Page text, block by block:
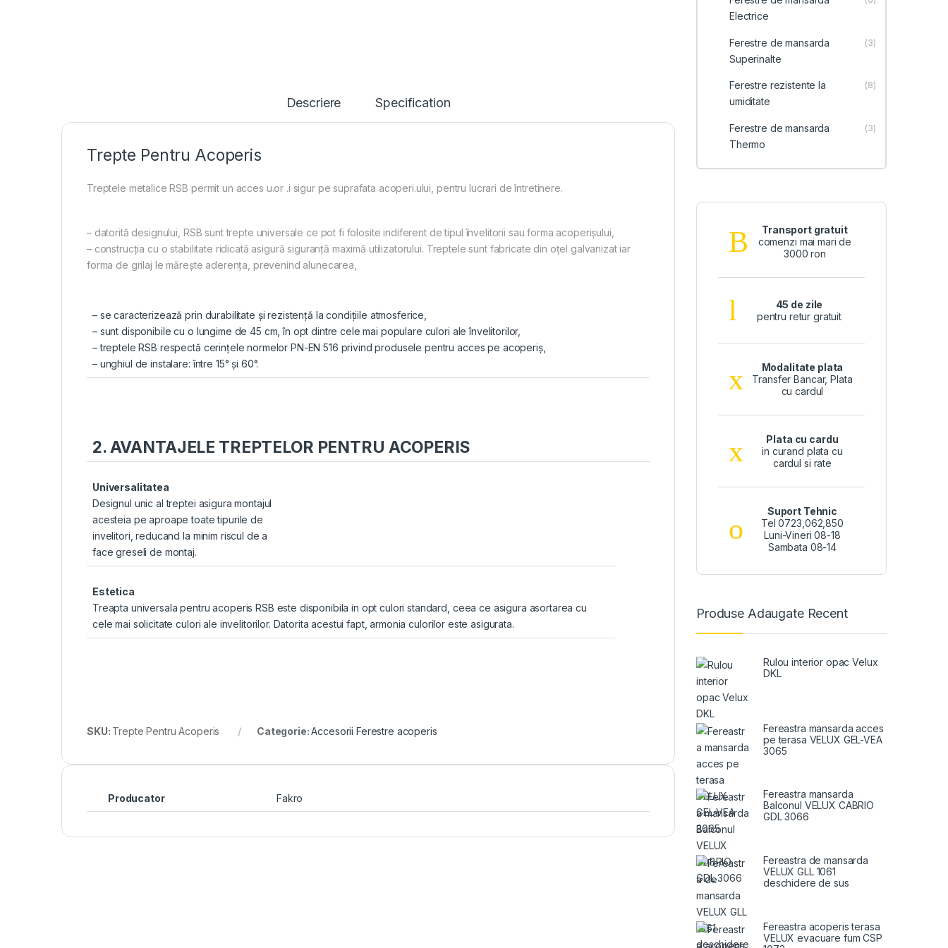
Descriere Specification
Trepte Pentru Acoperis
Treptele metalice RSB permit un acces u.or .i sigur pe suprafata acoperi.ului, pentru lucrari de întretinere.
– datorită designului, RSB sunt trepte universale ce pot fi folosite indiferent de tipul învelitorii sau forma acoperișului,
– construcţia cu o stabilitate ridicată asigură siguranţă maximă utilizatorului. Treptele sunt fabricate din oţel galvanizat iar
forma de grilaj le măreşte aderenţa, prevenind alunecarea,
– se caracterizează prin durabilitate și rezistenţă la condiţiile atmosferice,
– sunt disponibile cu o lungime de 45 cm, în opt dintre cele mai populare culori ale învelitorilor,
– treptele RSB respectă cerinţele normelor PN-EN 516 privind produsele pentru acces pe acoperiș,
– unghiul de instalare: între 15° şi 60°.
2. AVANTAJELE TREPTELOR PENTRU ACOPERIS
Universalitatea
Designul unic al treptei asigura montajul
acesteia pe aproape toate tipurile de
invelitori, reducand la minim riscul de a
face greseli de montaj.
Estetica
Treapta universala pentru acoperis RSB este disponibila in opt culori standard, ceea ce asigura asortarea cu
cele mai solicitate culori ale invelitorilor. Datorita acestui fapt, armonia culorilor este asigurata.
SKU: Trepte Pentru Acoperis Categorie:Accesorii Ferestre acoperis
Producator Fakro
Electrice
Ferestre de mansarda
Superinalte
(3)
Ferestre rezistente la
umiditate
(8)
Ferestre de mansarda
Thermo
(3)
Transport gratuit
comenzi mai mari de
3000 ron
45 de zile
pentru retur gratuit
Modalitate plata
Transfer Bancar, Plata
cu cardul
Plata cu cardu
in curand plata cu
cardul si rate
Suport Tehnic
Tel 0723,062,850
Luni-Vineri 08-18
Sambata 08-14
Produse Adaugate Recent
Rulou interior opac Velux
DKL
Fereastra mansarda acces
pe terasa VELUX GEL-VEA
3065
Fereastra mansarda
Balconul VELUX CABRIO
GDL 3066
Fereastra de mansarda
VELUX GLL 1061
deschidere de sus
Fereastra acoperis terasa
VELUX evacuare fum CSP